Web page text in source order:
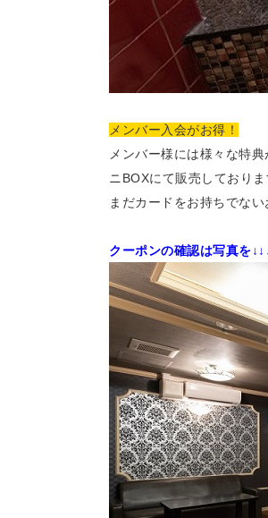
メンバー入会がお得！
メンバー様には様々な特典
ニBOXにて販売しており
まだカードをお持ちでな
クーポンの確認は写真を